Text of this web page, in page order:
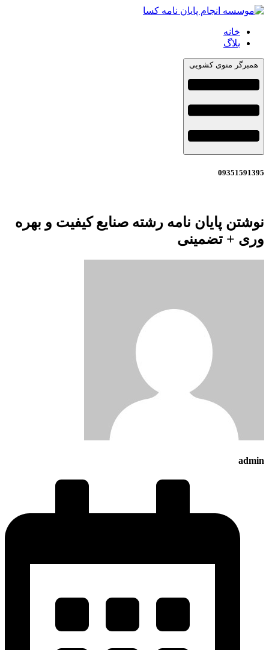
خانه
بلاگ
همبرگر منوی کشویی
09351591395
نوشتن پایان نامه رشته صنایع کیفیت و بهره
وری + تضمینی
admin